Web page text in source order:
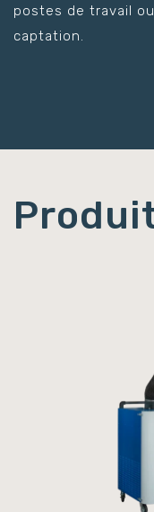
postes de travail
captation.